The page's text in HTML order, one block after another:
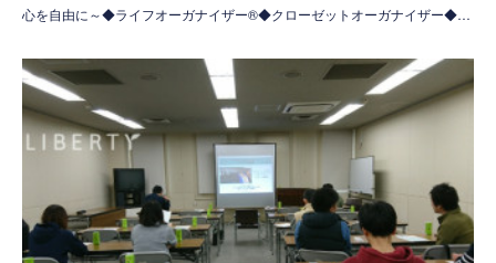
心を自由に～◆ライフオーガナイザー®◆クローゼットオーガナイザー◆…